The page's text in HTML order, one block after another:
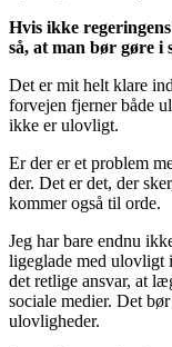
Hvis ikke
så, at man bør gøre i
Det er mit helt klare
forvejen fjerner både
ikke er ulovligt.
Er der er et problem
der. Det er det, der
kommer også til orde.
Jeg har bare endnu
ligeglade med ulovligt
det retlige ansvar, at
sociale medier. Det
ulovligheder.